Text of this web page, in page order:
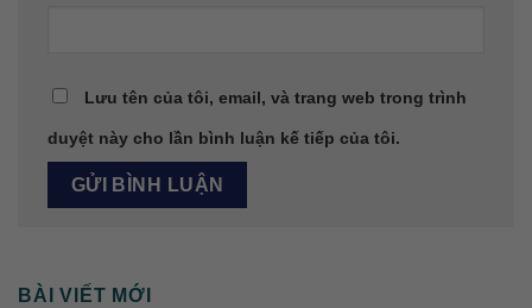
Lưu tên của tôi, email, và trang web trong trình
duyệt này cho lần bình luận kế tiếp của tôi.
BÀI VIẾT MỚI